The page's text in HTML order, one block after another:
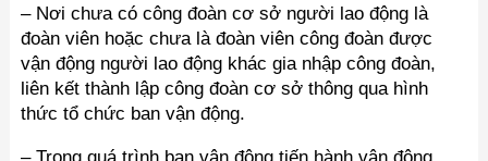
– Nơi chưa có công đoàn cơ sở người lao động là
đoàn viên hoặc chưa là đoàn viên công đoàn được
vận động người lao động khác gia nhập công đoàn,
liên kết thành lập công đoàn cơ sở thông qua hình
thức tổ chức ban vận động.